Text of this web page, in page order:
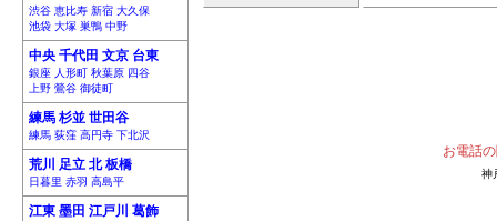
渋谷 恵比寿 新宿 大久保
池袋 大塚 巣鴨 中野
中央 千代田 文京 台東
銀座 人形町 秋葉原 四谷
上野 鶯谷 御徒町
練馬 杉並 世田谷
練馬 荻窪 高円寺 下北沢
荒川 足立 北 板橋
日暮里 赤羽 高島平
江東 墨田 江戸川 葛飾
お電話
神